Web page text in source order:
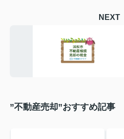
NEXT
”不動産売却”おすすめ記事